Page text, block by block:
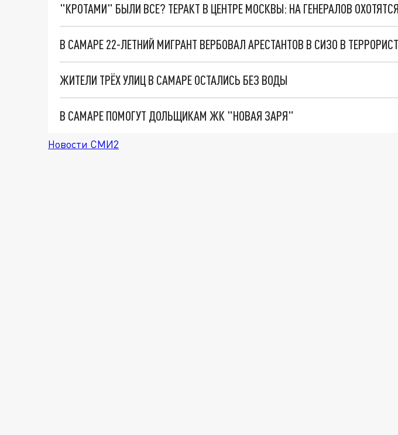
"КРОТАМИ" БЫЛИ ВСЕ? ТЕРАКТ В ЦЕНТРЕ МОСКВЫ: НА ГЕНЕРАЛОВ
В САМАРЕ 22-ЛЕТНИЙ МИГРАНТ ВЕРБОВАЛ АРЕСТАНТОВ В СИЗО В
ЖИТЕЛИ ТРЁХ УЛИЦ В САМАРЕ ОСТАЛИСЬ БЕЗ ВОДЫ
В САМАРЕ ПОМОГУТ ДОЛЬЩИКАМ ЖК "НОВАЯ ЗАРЯ"
Новости СМИ2